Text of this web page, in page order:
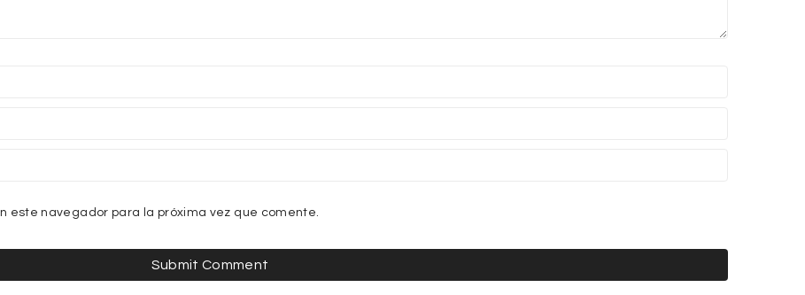
este navegador para la próxima vez que comente.